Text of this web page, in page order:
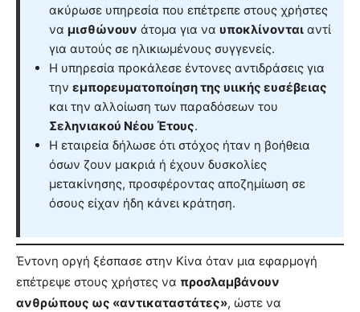
ακύρωσε υπηρεσία που επέτρεπε στους χρήστες
να μισθώνουν άτομα για να υποκλίνονται αντί
για αυτούς σε ηλικιωμένους συγγενείς.
Η υπηρεσία προκάλεσε έντονες αντιδράσεις για
την εμπορευματοποίηση της υιικής ευσέβειας
και την αλλοίωση των παραδόσεων του
Σεληνιακού Νέου Έτους.
Η εταιρεία δήλωσε ότι στόχος ήταν η βοήθεια
όσων ζουν μακριά ή έχουν δυσκολίες
μετακίνησης, προσφέροντας αποζημίωση σε
όσους είχαν ήδη κάνει κράτηση.
Έντονη οργή ξέσπασε στην Κίνα όταν μια εφαρμογή
επέτρεψε στους χρήστες να προσλαμβάνουν
ανθρώπους ως «αντικαταστάτες», ώστε να